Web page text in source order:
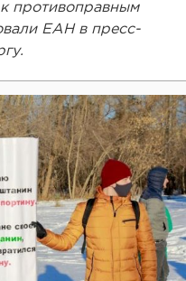
противоправным
ЕАН в пресс-